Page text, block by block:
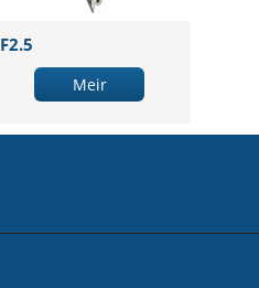
F2.5
Meir